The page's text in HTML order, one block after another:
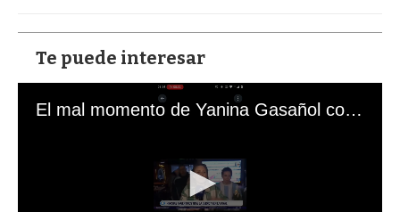
Te puede interesar
El mal momento de Yanina Gasañol con un hincha argentino en "Subrayado"